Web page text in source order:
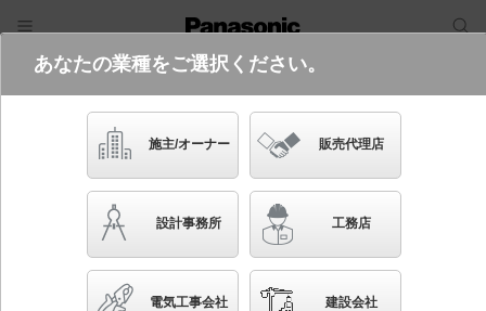
電気・建築設備（ビジネス）
フリーワード
品番・キーワード
XND1039SNK LJ9
起動方式違いの商品を見る
あなたの業種をご選択ください。
施主/オーナー 販売代理店
設計事務所 工務店
電気工事会社 建設会社